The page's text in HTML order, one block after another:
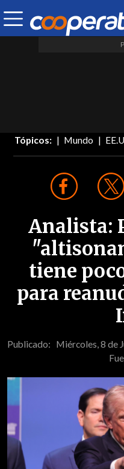
Tópicos: Mundo
Analista:
tiene
para
Publicado: Miércoles, 8 de